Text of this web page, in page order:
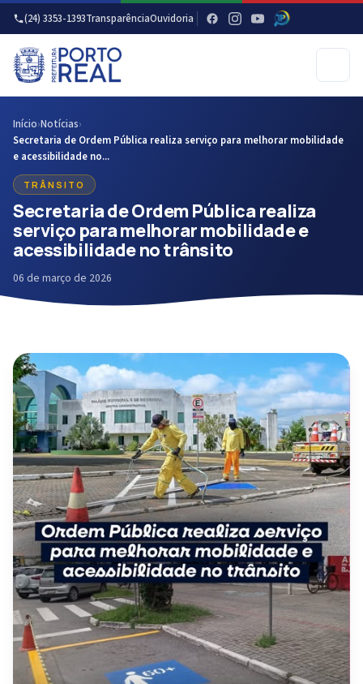
(24) 3353-1393TransparênciaOuvidoria
Início›Notícias›
Secretaria de Ordem Pública realiza serviço para melhorar mobilidade
e acessibilidade no...
TRÂNSITO
Secretaria de Ordem Pública realiza
serviço para melhorar mobilidade e
acessibilidade no trânsito
06 de março de 2026